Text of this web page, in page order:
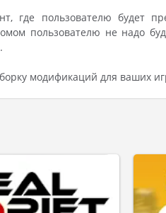
где пользователю будет
пользователю не надо
модификаций для ваших